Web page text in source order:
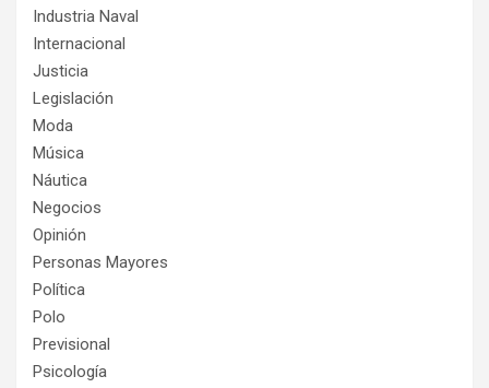
Industria Naval
Internacional
Justicia
Legislación
Moda
Música
Náutica
Negocios
Opinión
Personas Mayores
Política
Polo
Previsional
Psicología